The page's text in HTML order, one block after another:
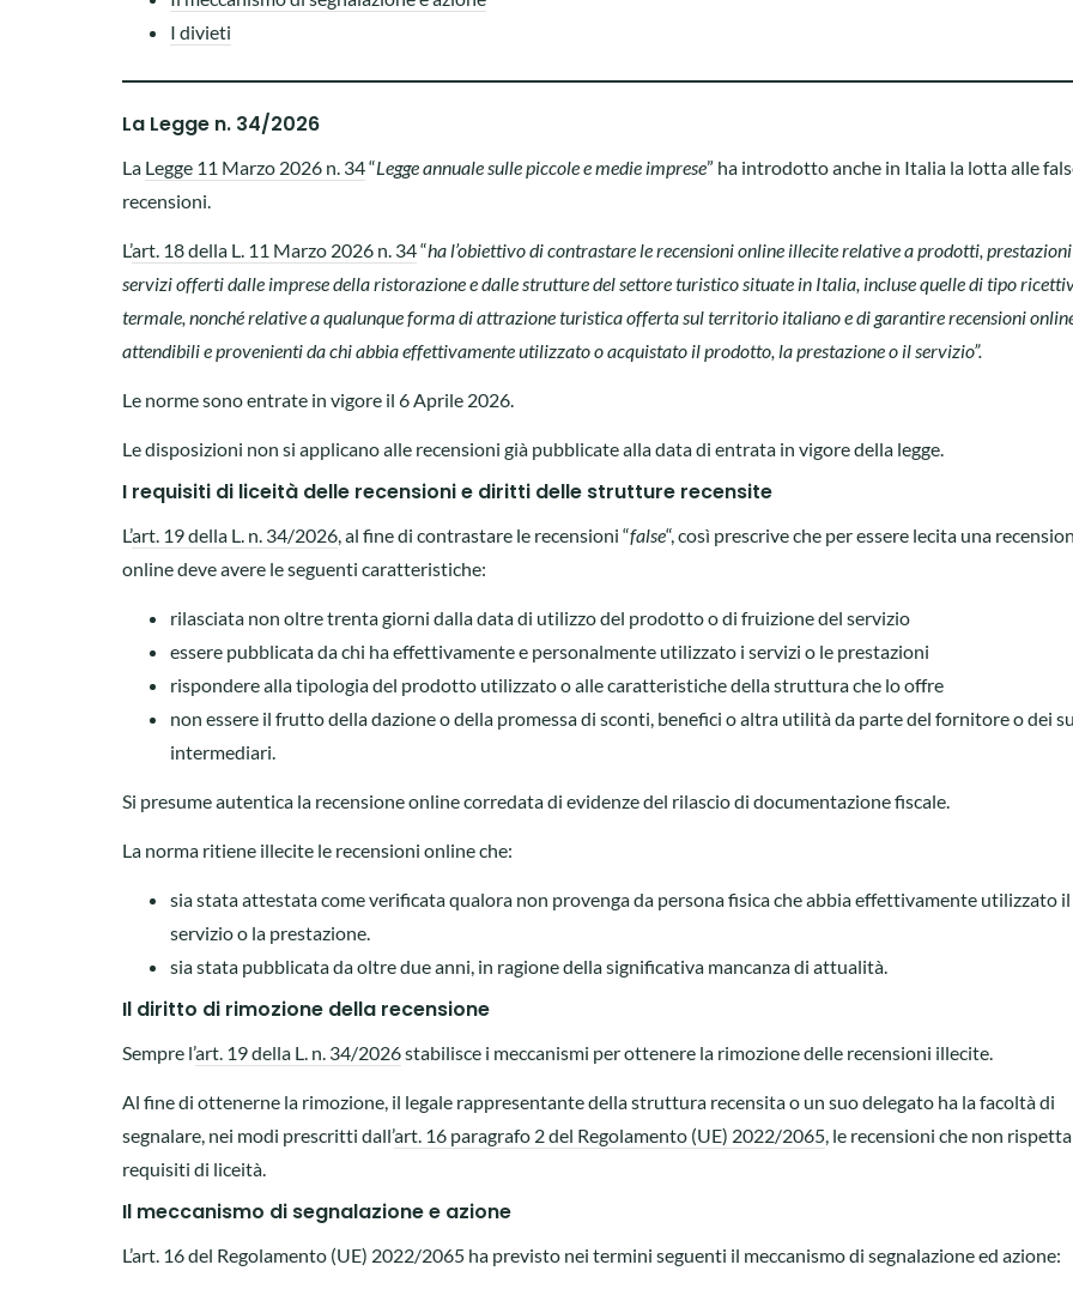
I divieti
La Legge n. 34/2026
La Legge 11 Marzo 2026 n. 34“Legge annuale sulle piccole e medie imprese” ha introdotto anche in Italia la lotta alle
recensioni.
L’art. 18 della L. 11 Marzo 2026 n. 34“ha l’obiettivo di contrastare le recensioni online illecite relative a prodotti,
servizi offerti dalle imprese della ristorazione e dalle strutture del settore turistico situate in Italia, incluse quelle di tipo
termale, nonché relative a qualunque forma di attrazione turistica offerta sul territorio italiano e di garantire recensioni
attendibili e provenienti da chi abbia effettivamente utilizzato o acquistato il prodotto, la prestazione o il servizio”.
Le norme sono entrate in vigore il 6 Aprile 2026.
Le disposizioni non si applicano alle recensioni già pubblicate alla data di entrata in vigore della legge.
I requisiti di liceità delle recensioni e diritti delle strutture recensite
L’art. 19 della L. n. 34/2026, al fine di contrastare le recensioni “false“, così prescrive che per essere lecita una
online deve avere le seguenti caratteristiche:
rilasciata non oltre trenta giorni dalla data di utilizzo del prodotto o di fruizione del servizio
essere pubblicata da chi ha effettivamente e personalmente utilizzato i servizi o le prestazioni
rispondere alla tipologia del prodotto utilizzato o alle caratteristiche della struttura che lo offre
non essere il frutto della dazione o della promessa di sconti, benefici o altra utilità da parte del fornitore o dei
intermediari.
Si presume autentica la recensione online corredata di evidenze del rilascio di documentazione fiscale.
La norma ritiene illecite le recensioni online che:
sia stata attestata come verificata qualora non provenga da persona fisica che abbia effettivamente utilizzato il
servizio o la prestazione.
sia stata pubblicata da oltre due anni, in ragione della significativa mancanza di attualità.
Il diritto di rimozione della recensione
Sempre l’art. 19 della L. n. 34/2026stabilisce i meccanismi per ottenere la rimozione delle recensioni illecite.
Al fine di ottenerne la rimozione, il legale rappresentante della struttura recensita o un suo delegato ha la facoltà di
segnalare, nei modi prescritti dall’art. 16 paragrafo 2 del Regolamento (UE) 2022/2065, le recensioni che non
requisiti di liceità.
Il meccanismo di segnalazione e azione
L’art. 16 del Regolamento (UE) 2022/2065 ha previsto nei termini seguenti il meccanismo di segnalazione ed azione: